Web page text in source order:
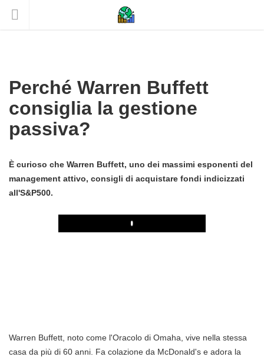
Perché Warren Buffett
consiglia la gestione
passiva?
È curioso che Warren Buffett, uno dei massimi esponenti del
management attivo, consigli di acquistare fondi indicizzati
all'S&P500.
Play
Warren Buffett, noto come l'Oracolo di Omaha, vive nella stessa
casa da più di 60 anni. Fa colazione da McDonald's e adora la